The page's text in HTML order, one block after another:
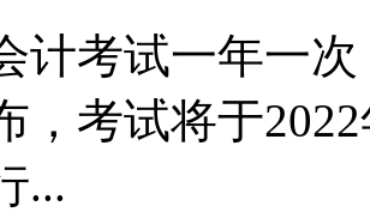
计考试一年一
，考试将于
...